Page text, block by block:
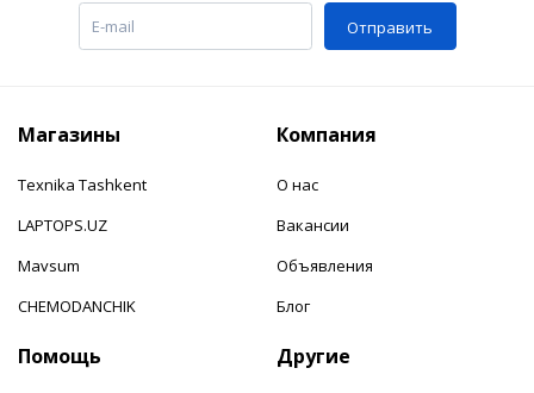
Отправить
Магазины
Texnika Tashkent
LAPTOPS.UZ
Mavsum
CHEMODANCHIK
Компания
О нас
Вакансии
Объявления
Блог
Помощь Другие